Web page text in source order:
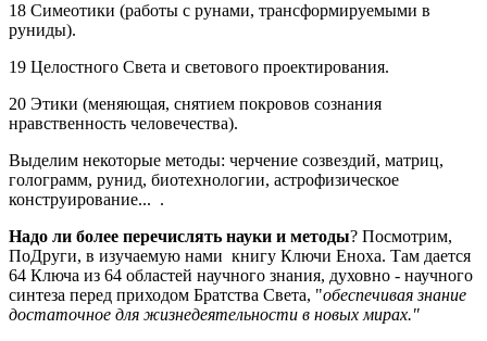
18 Симеотики (работы с рунами, трансформируемыми в
руниды).
19 Целостного Света и светового проектирования.
20 Этики (меняющая, снятием покровов сознания
нравственность человечества).
Выделим некоторые методы: черчение созвездий, матриц,
голограмм, рунид, биотехнологии, астрофизическое
конструирование... .
Надо ли более перечислять науки и методы? Посмотрим,
ПоДруги, в изучаемую нами книгу Ключи Еноха. Там дается
64 Ключа из 64 областей научного знания, духовно - научного
синтеза перед приходом Братства Света, "обеспечивая знание
достаточное для жизнедеятельности в новых мирах."